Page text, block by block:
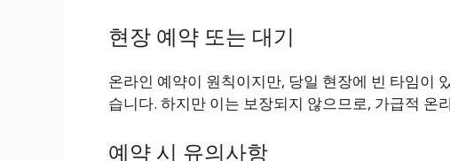
현장 예약 또는 대기
온라인 예약이 원칙이지만, 당일 현장에 빈 타임이
습니다. 하지만 이는 보장되지 않으므로, 가급적 온
예약 시 유의사항